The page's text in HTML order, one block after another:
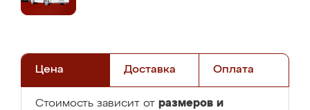
Цена Доставка Оплата
Стоимость зависит от размеров и